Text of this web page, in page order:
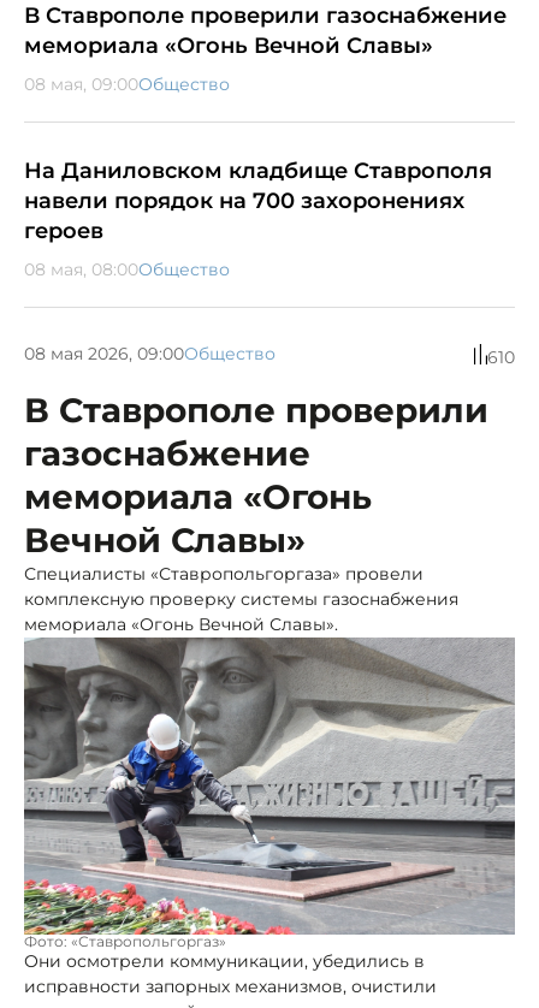
В Ставрополе проверили газоснабжение
мемориала «Огонь Вечной Славы»
08 мая, 09:00Общество
На Даниловском кладбище Ставрополя
навели порядок на 700 захоронениях
героев
08 мая, 08:00Общество
08 мая 2026, 09:00Общество 610
В Ставрополе проверили
газоснабжение
мемориала «Огонь
Вечной Славы»
Специалисты «Ставропольгоргаза» провели
комплексную проверку системы газоснабжения
мемориала «Огонь Вечной Славы».
Фото: «Ставропольгоргаз»
Они осмотрели коммуникации, убедились в
исправности запорных механизмов, очистили